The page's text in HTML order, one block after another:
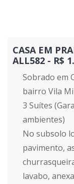
CASA EM
ALL582 - R$
Sobrado em
bairro Vila
3 Suítes
ambientes)
No subsolo
pavimento,
lavabo,